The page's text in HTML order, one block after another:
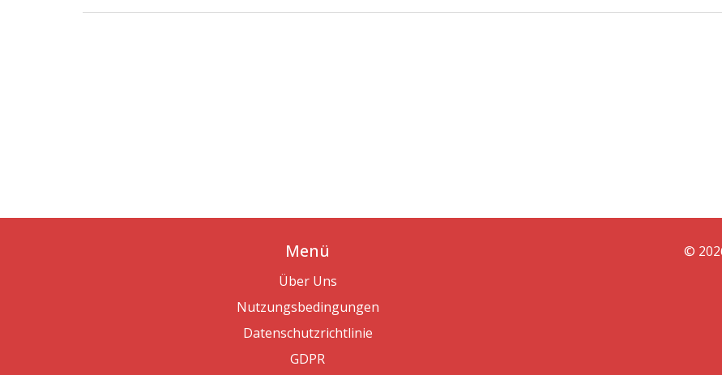
Menü
Über Uns
Nutzungsbedingungen
Datenschutzrichtlinie
GDPR
©